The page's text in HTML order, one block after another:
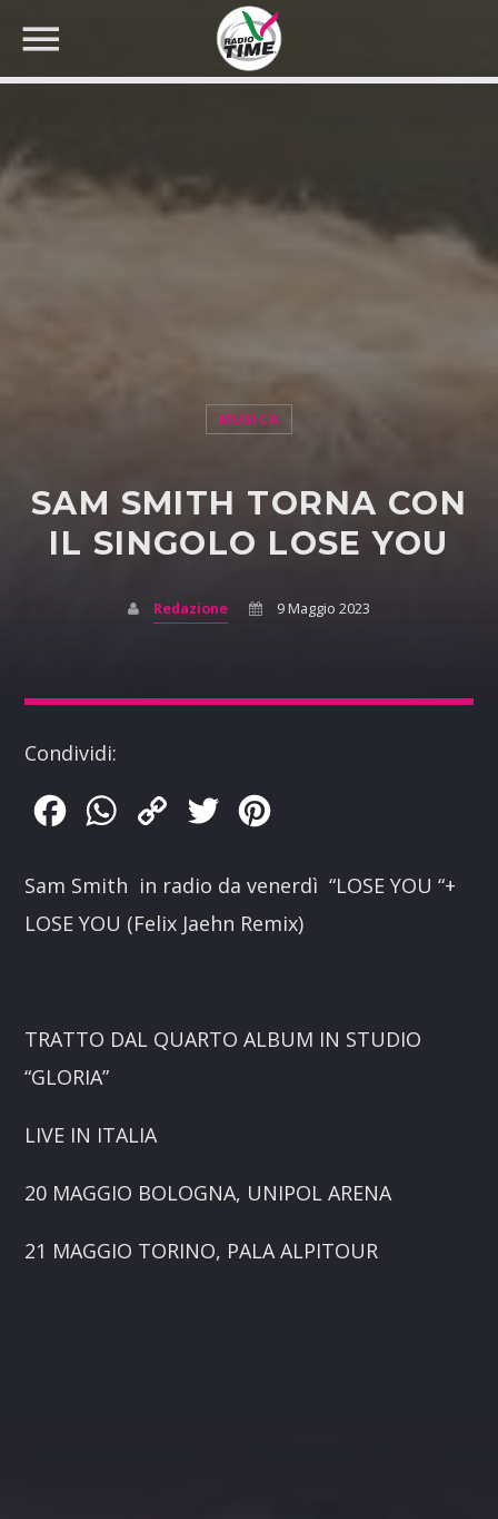
CERCA NEL SITO WEB:
MUSICA
SAM SMITH TORNA CON
IL SINGOLO LOSE YOU
Redazione 9 Maggio 2023
Condividi:
FacebookWhatsApp
Copy
Twitter
Sam Smith in radio da venerdì “LOSE YOU “+
LOSE YOU (Felix Jaehn Remix)
TRATTO DAL QUARTO ALBUM IN STUDIO
“GLORIA”
LIVE IN ITALIA
20 MAGGIO BOLOGNA, UNIPOL ARENA
21 MAGGIO TORINO, PALA ALPITOUR